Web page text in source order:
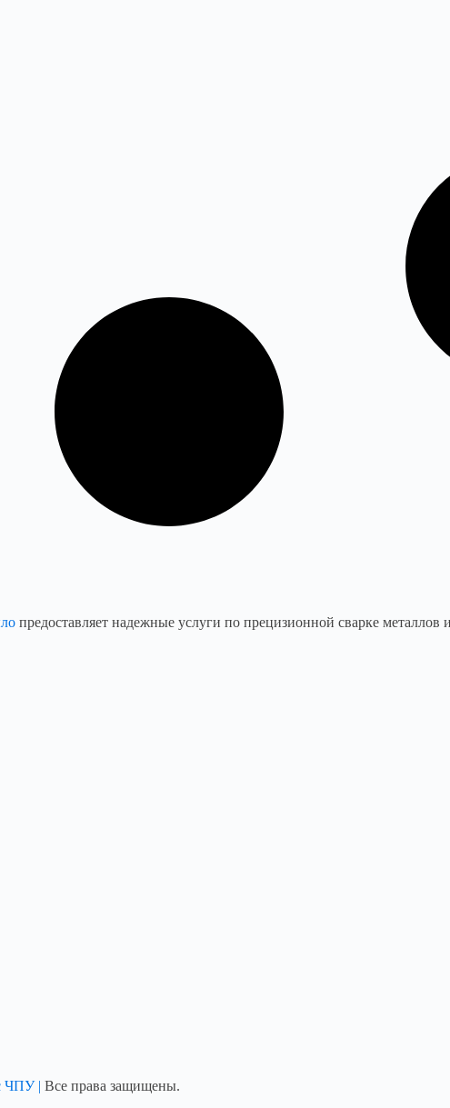
предоставляет надежные услуги по прецизионной сварке металлов
ЧПУ | Все права защищены.